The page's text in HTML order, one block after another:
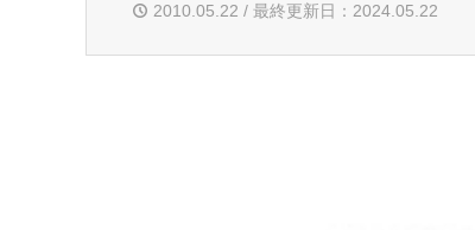
2010.05.22 / 最終更新日：2024.05.22